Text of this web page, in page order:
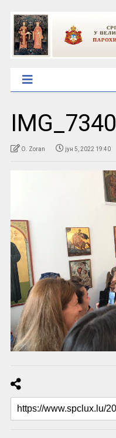
IMG_7340
O. Zoran јун 5, 2022 19:40